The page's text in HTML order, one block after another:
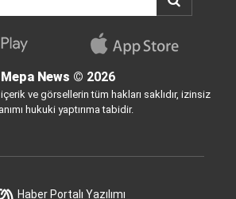
Mepa News © 2026
ve görsellerin tüm hakları saklıdır, izinsiz
hukuki yaptırıma tabidir.
Haber Portalı Yazılımı